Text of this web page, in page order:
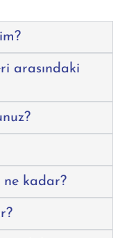
arasındaki
ne kadar?